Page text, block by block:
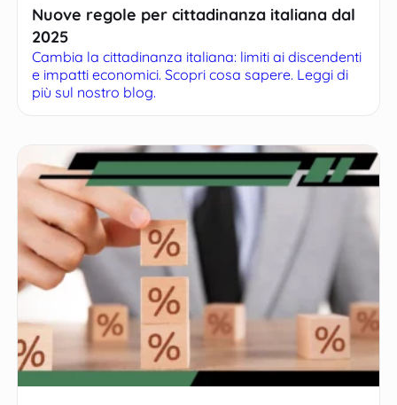
Nuove regole per cittadinanza italiana dal
2025
Cambia la cittadinanza italiana: limiti ai discendenti
e impatti economici. Scopri cosa sapere. Leggi di
più sul nostro blog.